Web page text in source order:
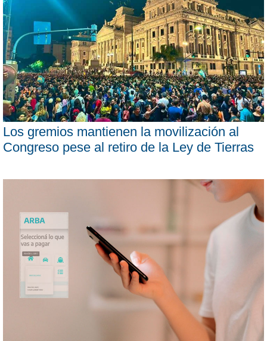
Los gremios mantienen la movilización al
Congreso pese al retiro de la Ley de Tierras